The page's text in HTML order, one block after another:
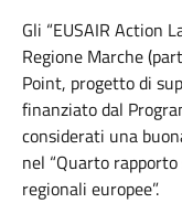
Gli “EUSAIR Action
Regione Marche
Point, progetto di
finanziato dal
considerati una
nel “Quarto
regionali europee”.